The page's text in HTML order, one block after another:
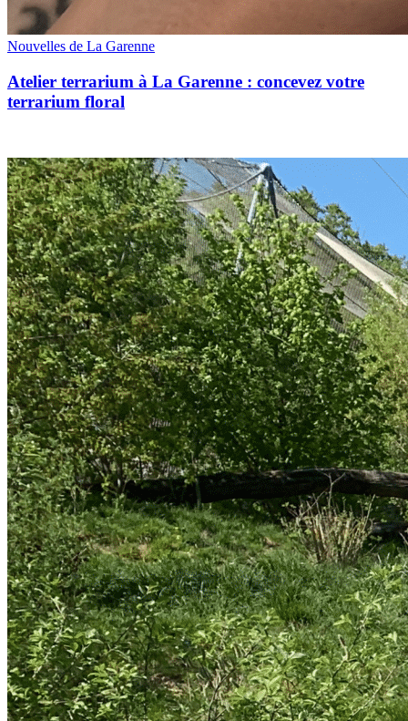
Nouvelles de La Garenne
Atelier terrarium à La Garenne : concevez votre
terrarium floral